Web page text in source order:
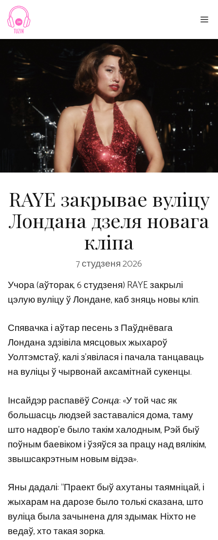
Skip
content
RAYE закрывае вуліцу
Лондана дзеля новага
кліпа
7 студзеня 2026
Учора (аўторак, 6 студзеня) RAYE закрылі
цэлую вуліцу ў Лондане, каб зняць новы кліп.
Спявачка і аўтар песень з Паўднёвага
Лондана здзівіла мясцовых жыхароў
Уолтэмстаў, калі з’явілася і пачала танцаваць
на вуліцы ў чырвонай аксамітнай сукенцы.
Інсайдэр распавёўСонца: «У той час як
большасць людзей заставаліся дома, таму
што надвор’е было такім халодным, Рэй быў
поўным баевіком і ўзяўся за працу над вялікім,
звышсакрэтным новым відэа».
Яны дадалі: “Праект быў ахутаны таямніцай, і
жыхарам на дарозе было толькі сказана, што
вуліца была зачынена для здымак. Ніхто не
ведаў, хто такая зорка.